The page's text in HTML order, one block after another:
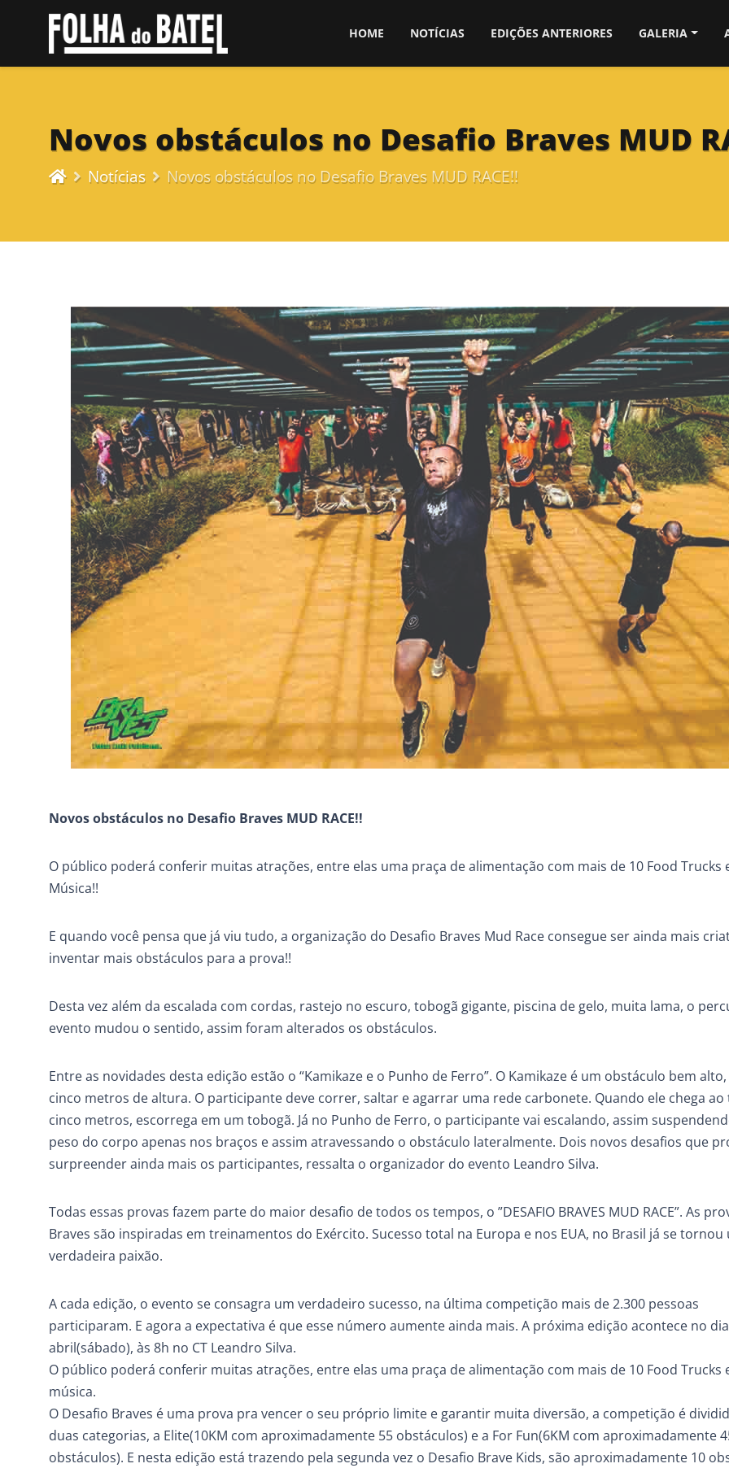
HOME NOTÍCIAS EDIÇÕES ANTERIORES GALERIA
Novos obstáculos no Desafio Braves MUD
Notícias Novos obstáculos no Desafio Braves MUD RACE!!
Novos obstáculos no Desafio Braves MUD RACE!!
O público poderá conferir muitas atrações, entre elas uma praça de alimentação com mais de 10 Food Trucks
Música!!
E quando você pensa que já viu tudo, a organização do Desafio Braves Mud Race consegue ser ainda mais
inventar mais obstáculos para a prova!!
Desta vez além da escalada com cordas, rastejo no escuro, tobogã gigante, piscina de gelo, muita lama, o
evento mudou o sentido, assim foram alterados os obstáculos.
Entre as novidades desta edição estão o “Kamikaze e o Punho de Ferro”. O Kamikaze é um obstáculo bem
cinco metros de altura. O participante deve correr, saltar e agarrar uma rede carbonete. Quando ele chega
cinco metros, escorrega em um tobogã. Já no Punho de Ferro, o participante vai escalando, assim
peso do corpo apenas nos braços e assim atravessando o obstáculo lateralmente. Dois novos desafios que
surpreender ainda mais os participantes, ressalta o organizador do evento Leandro Silva.
Todas essas provas fazem parte do maior desafio de todos os tempos, o ”DESAFIO BRAVES MUD RACE”. As
Braves são inspiradas em treinamentos do Exército. Sucesso total na Europa e nos EUA, no Brasil já se tornou
verdadeira paixão.
A cada edição, o evento se consagra um verdadeiro sucesso, na última competição mais de 2.300 pessoas
participaram. E agora a expectativa é que esse número aumente ainda mais. A próxima edição acontece no
abril(sábado), às 8h no CT Leandro Silva.
O público poderá conferir muitas atrações, entre elas uma praça de alimentação com mais de 10 Food Trucks
música.
O Desafio Braves é uma prova pra vencer o seu próprio limite e garantir muita diversão, a competição é
duas categorias, a Elite(10KM com aproximadamente 55 obstáculos) e a For Fun(6KM com aproximadamente
obstáculos). E nesta edição está trazendo pela segunda vez o Desafio Brave Kids, são aproximadamente 10